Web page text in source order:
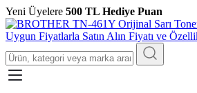
Yeni Üyelere 500 TL Hediye Puan